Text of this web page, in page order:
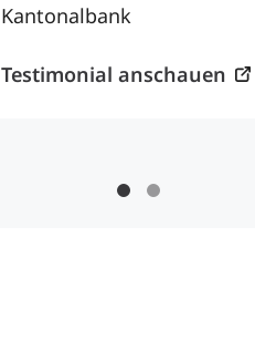
Kantonalbank
Testimonial anschauen